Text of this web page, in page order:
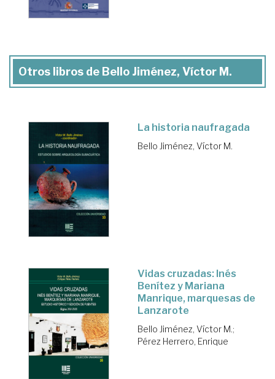
Otros libros de Bello Jiménez, Víctor M.
La historia naufragada
Bello Jiménez, Víctor M.
Vidas cruzadas: Inés
Benítez y Mariana
Manrique, marquesas de
Lanzarote
Bello Jiménez, Víctor M.;
Pérez Herrero, Enrique